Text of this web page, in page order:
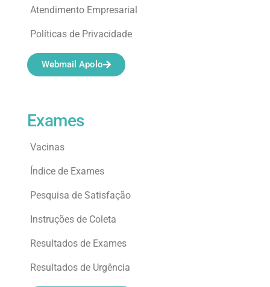
Exames
Vacinas
Índice de Exames
Pesquisa de Satisfação
Instruções de Coleta
Resultados de Exames
Resultados de Urgência
Atendimento Empresarial
Políticas de Privacidade
Webmail Apolo